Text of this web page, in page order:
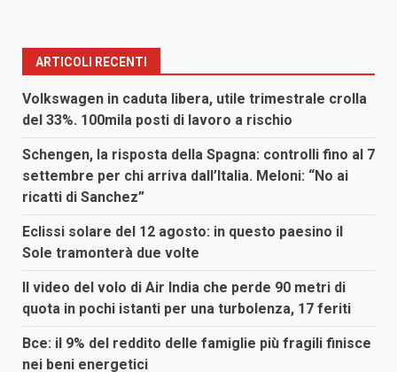
ARTICOLI RECENTI
Volkswagen in caduta libera, utile trimestrale crolla
del 33%. 100mila posti di lavoro a rischio
Schengen, la risposta della Spagna: controlli fino al 7
settembre per chi arriva dall’Italia. Meloni: “No ai
ricatti di Sanchez”
Eclissi solare del 12 agosto: in questo paesino il
Sole tramonterà due volte
Il video del volo di Air India che perde 90 metri di
quota in pochi istanti per una turbolenza, 17 feriti
Bce: il 9% del reddito delle famiglie più fragili finisce
nei beni energetici